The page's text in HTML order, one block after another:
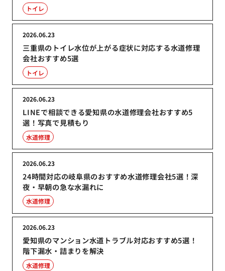
トイレ
三重県のトイレ水位が上がる症状に対応する水道修理
会社おすすめ5選
2026.06.23
トイレ
LINEで相談できる愛知県の水道修理会社おすすめ5
選！写真で見積もり
2026.06.23
水道修理
24時間対応の岐阜県のおすすめ水道修理会社5選！深
夜・早朝の急な水漏れに
2026.06.23
水道修理
愛知県のマンション水道トラブル対応おすすめ5選！
階下漏水・詰まりを解決
2026.06.23
水道修理